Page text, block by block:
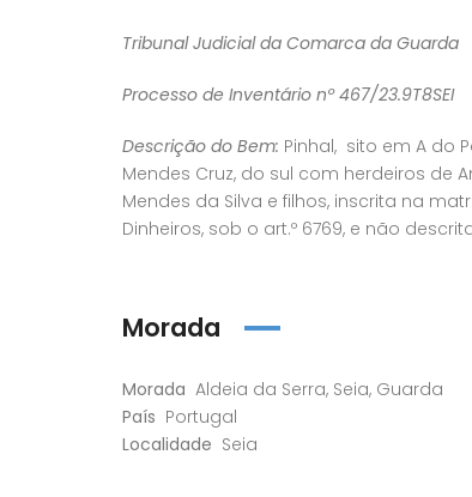
Tribunal Judicial da Comarca da Guarda
Processo de Inventário nº 467/23.9T8SEI
Descrição do Bem: Pinhal, sito em A do
Mendes Cruz, do sul com herdeiros de
Mendes da Silva e filhos, inscrita na
Dinheiros, sob o art.º 6769, e não
Morada
Morada Aldeia da Serra, Seia, Guarda
País Portugal
Localidade Seia